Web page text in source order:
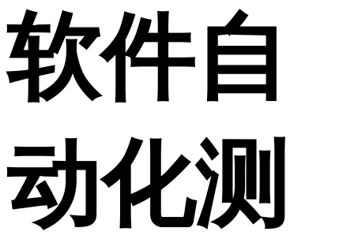
软件自
动化测